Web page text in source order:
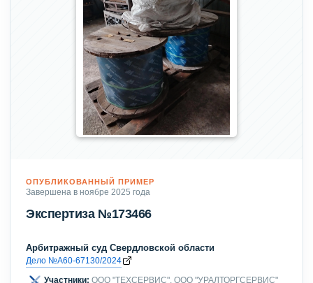
ОПУБЛИКОВАННЫЙ ПРИМЕР
Завершена в ноябре 2025 года
Экспертиза №173466
Арбитражный суд Свердловской области
Дело №А60-67130/2024
Участники: ООО "ТЕХСЕРВИС", ООО "УРАЛТОРГСЕРВИС"